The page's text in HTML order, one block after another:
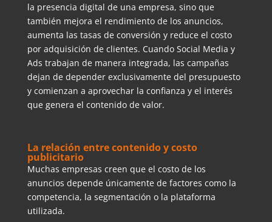
la presencia digital de una empresa, sino que
también mejora el rendimiento de los anuncios,
aumenta las tasas de conversión y reduce el costo
por adquisición de clientes. Cuando Social Media y
Ads trabajan de manera integrada, las campañas
dejan de depender exclusivamente del presupuesto
y comienzan a aprovechar la confianza y el interés
que genera el contenido de valor.
La relación entre contenido y costo
publicitario
Muchas empresas creen que el costo de los
anuncios depende únicamente de factores como la
competencia, la segmentación o la plataforma
utilizada.